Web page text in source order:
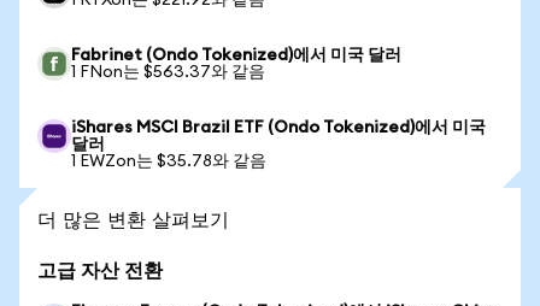
Fabrinet (Ondo Tokenized)에서 미국 달러
1 FNon는 $563.37와 같음
iShares MSCI Brazil ETF (Ondo Tokenized)에서 미국
달러
1 EWZon는 $35.78와 같음
더 많은 변환 살펴보기
고급 자산 전환